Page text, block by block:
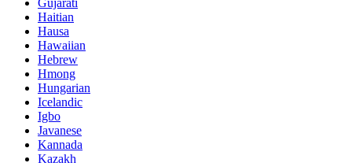
Gujarati
Haitian
Hausa
Hawaiian
Hebrew
Hmong
Hungarian
Icelandic
Igbo
Javanese
Kannada
Kazakh